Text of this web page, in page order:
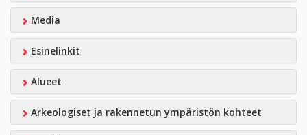
Media
Esinelinkit
Alueet
Arkeologiset ja rakennetun ympäristön kohteet